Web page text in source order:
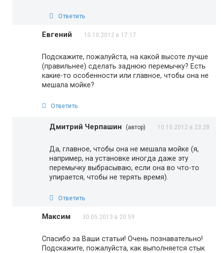
Ответить
Евгений 10.10.2012 в 17:17
Подскажите, пожалуйста, на какой высоте лучше
(правильнее) сделать заднюю перемычку? Есть
какие-то особенности или главное, чтобы она не
мешала мойке?
Ответить
Дмитрий Черпашин (автор) 10.10.2012 в 23:28
Да, главное, чтобы она не мешала мойке (я,
например, на установке иногда даже эту
перемычку выбрасываю, если она во что-то
упирается, чтобы не терять время).
Ответить
Максим 30.05.2013 в 20:59
Спасибо за Ваши статьи! Очень познавательно!
Подскажите, пожалуйста, как выполняется стык